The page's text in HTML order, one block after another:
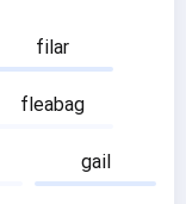
filar
fleabag
gail